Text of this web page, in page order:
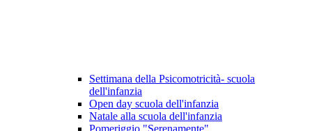
Settimana della Psicomotricità- scuola
dell'infanzia
Open day scuola dell'infanzia
Natale alla scuola dell'infanzia